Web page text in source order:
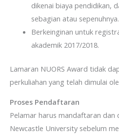
dikenai biaya pendidikan,
sebagian atau sepenuhnya.
Berkeinginan untuk
akademik 2017/2018.
Lamaran NUORS Award tidak
perkuliahan yang telah dimulai
Proses Pendaftaran
Pelamar harus mandaftaran
Newcastle University sebelum